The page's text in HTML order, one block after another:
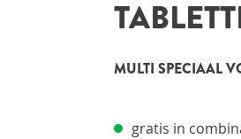
MULTI SPECIAAL
gratis in